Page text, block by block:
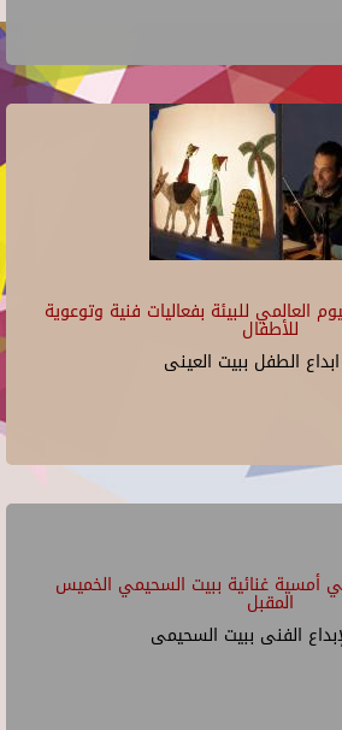
العالمي للبيئة بفعاليات فنية وتوعوية
للأطفال
الطفل ببيت العينى
أمسية غنائية ببيت السحيمي الخميس
المقبل
الفنى ببيت السحيمى